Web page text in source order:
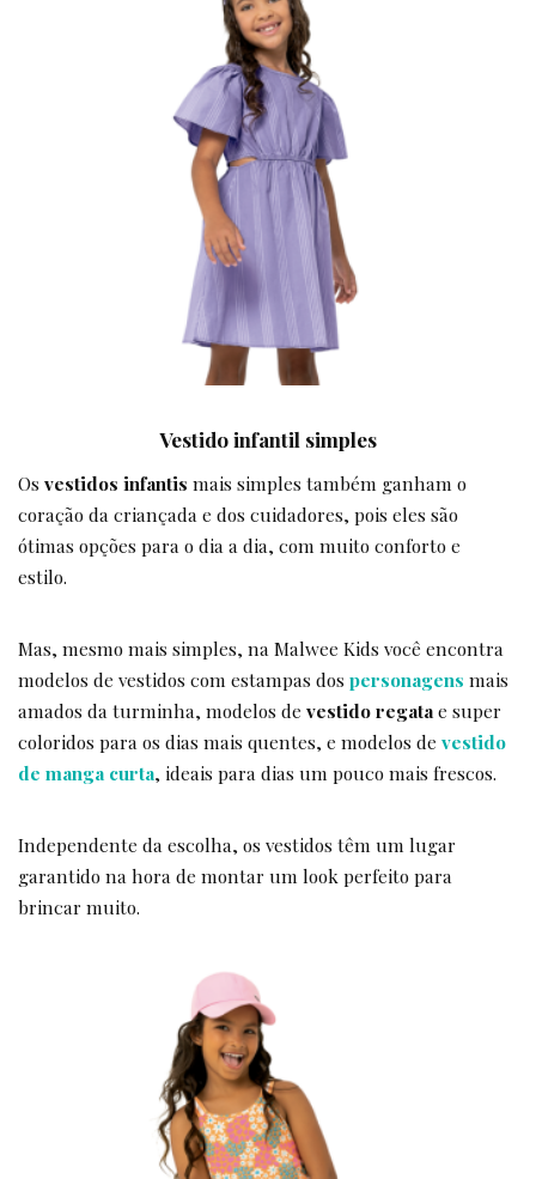
Vestido infantil simples
Os vestidos infantis mais simples também ganham o
coração da criançada e dos cuidadores, pois eles são
ótimas opções para o dia a dia, com muito conforto e
estilo.
Mas, mesmo mais simples, na Malwee Kids você encontra
modelos de vestidos com estampas dos personagens mais
amados da turminha, modelos de vestido regatae super
coloridos para os dias mais quentes, e modelos de vestido
de manga curta, ideais para dias um pouco mais frescos.
Independente da escolha, os vestidos têm um lugar
garantido na hora de montar um look perfeito para
brincar muito.